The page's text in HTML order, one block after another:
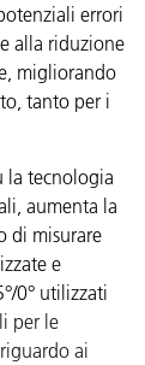
errori
alla riduzione
migliorando
tanto per i
la tecnologia
aumenta la
di misurare
e
0° utilizzati
per le
ai